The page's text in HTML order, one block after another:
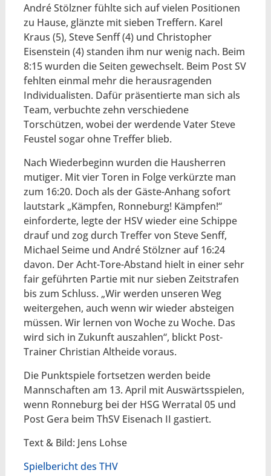
André Stölzner fühlte sich auf vielen Positionen
zu Hause, glänzte mit sieben Treffern. Karel
Kraus (5), Steve Senff (4) und Christopher
Eisenstein (4) standen ihm nur wenig nach. Beim
8:15 wurden die Seiten gewechselt. Beim Post SV
fehlten einmal mehr die herausragenden
Individualisten. Dafür präsentierte man sich als
Team, verbuchte zehn verschiedene
Torschützen, wobei der werdende Vater Steve
Feustel sogar ohne Treffer blieb.
Nach Wiederbeginn wurden die Hausherren
mutiger. Mit vier Toren in Folge verkürzte man
zum 16:20. Doch als der Gäste-Anhang sofort
lautstark „Kämpfen, Ronneburg! Kämpfen!“
einforderte, legte der HSV wieder eine Schippe
drauf und zog durch Treffer von Steve Senff,
Michael Seime und André Stölzner auf 16:24
davon. Der Acht-Tore-Abstand hielt in einer sehr
fair geführten Partie mit nur sieben Zeitstrafen
bis zum Schluss. „Wir werden unseren Weg
weitergehen, auch wenn wir wieder absteigen
müssen. Wir lernen von Woche zu Woche. Das
wird sich in Zukunft auszahlen“, blickt Post-
Trainer Christian Altheide voraus.
Die Punktspiele fortsetzen werden beide
Mannschaften am 13. April mit Auswärtsspielen,
wenn Ronneburg bei der HSG Werratal 05 und
Post Gera beim ThSV Eisenach II gastiert.
Text & Bild: Jens Lohse
Spielbericht des THV